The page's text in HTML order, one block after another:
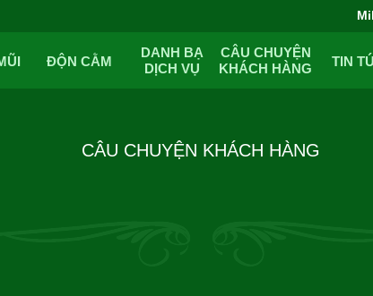
ĐỘN CẰM
DANH BẠ
DỊCH VỤ
CÂU CHUYỆN
KHÁCH HÀNG
TIN
CÂU CHUYỆN KHÁCH HÀNG